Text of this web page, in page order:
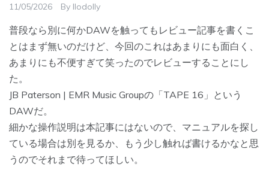
11/05/2026 By Ilodolly
普段なら別に何かDAWを触ってもレビュー記事を書くこ
とはまず無いのだけど、今回のこれはあまりにも面白く、
あまりにも不便すぎて笑ったのでレビューすることにし
た。
JB Paterson | EMR Music Groupの「TAPE 16」という
DAWだ。
細かな操作説明は本記事にはないので、マニュアルを探し
ている場合は別を見るか、もう少し触れば書けるかなと思
うのでそれまで待ってほしい。